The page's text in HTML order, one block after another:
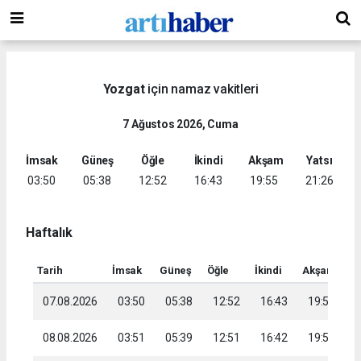
Yozgatiçin namaz vakitleri
7 Ağustos 2026, Cuma
İmsak
03:50
Güneş
05:38
Öğle
12:52
İkindi
16:43
Akşam
19:55
Yatsı
21:26
Haftalık
Tarih İmsak Güneş Öğle İkindi Akşam
07.08.2026 03:50 05:38 12:52 16:43 19:55
08.08.2026 03:51 05:39 12:51 16:42 19:53